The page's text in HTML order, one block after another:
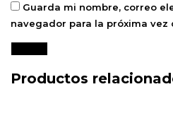
Guarda mi nombre, correo
navegador para la próxima vez
Productos